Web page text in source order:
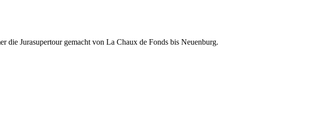
die Jurasupertour gemacht von La Chaux de Fonds bis Neuenburg.